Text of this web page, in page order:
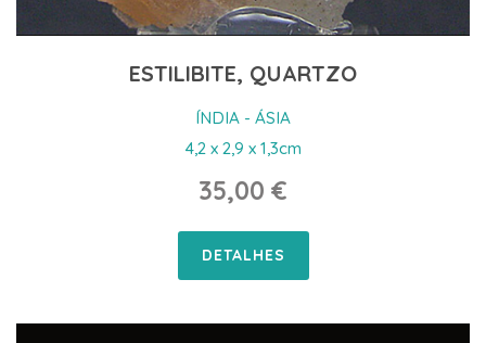
ESTILIBITE, QUARTZO
ÍNDIA - ÁSIA
4,2 x 2,9 x 1,3cm
35,00 €
DETALHES